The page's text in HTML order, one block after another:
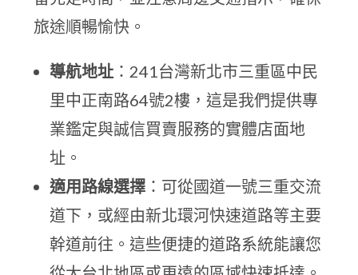
旅途順暢愉快。
導航地址 ：241台灣新北市三重區中民
里中正南路64號2樓，這是我們提供專
業鑑定與誠信買賣服務的實體店面地
址。
適用路線選擇 ：可從國道一號三重交流
道下，或經由新北環河快速道路等主要
幹道前往。這些便捷的道路系統能讓您